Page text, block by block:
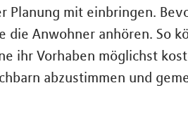
Planung mit einbringen.
die Anwohner anhören. So
ihr Vorhaben möglichst
abzustimmen und